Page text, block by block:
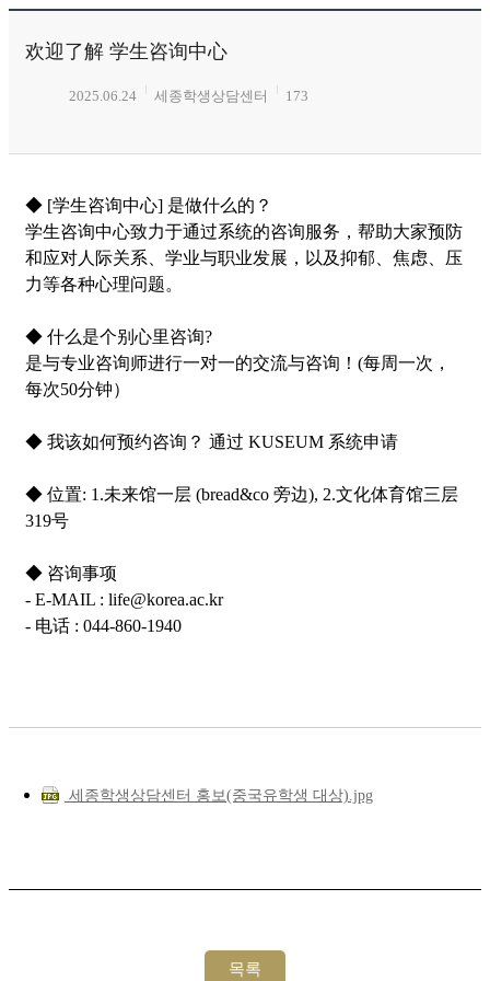
欢迎了解 学生咨询中心
2025.06.24 세종학생상담센터 173
◆ [学生咨询中心] 是做什么的？
学生咨询中心致力于通过系统的咨询服务，帮助大家预防
和应对人际关系、学业与职业发展，以及抑郁、焦虑、压
力等各种心理问题。
◆ 什么是个别心里咨询?
是与专业咨询师进行一对一的交流与咨询！(每周一次，
每次50分钟）
◆ 我该如何预约咨询？ 通过 KUSEUM 系统申请
◆ 位置: 1.未来馆一层 (bread&co 旁边), 2.文化体育馆三层
319号
◆ 咨询事项
- E-MAIL : life@korea.ac.kr
- 电话 : 044-860-1940
세종학생상담센터 홍보(중국유학생 대상).jpg